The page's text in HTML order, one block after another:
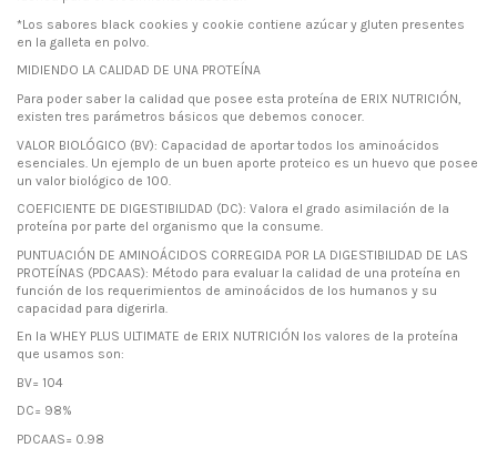
*Los sabores black cookies y cookie contiene azúcar y gluten presentes
en la galleta en polvo.
MIDIENDO LA CALIDAD DE UNA PROTEÍNA
Para poder saber la calidad que posee esta proteína de ERIX NUTRICIÓN,
existen tres parámetros básicos que debemos conocer.
VALOR BIOLÓGICO (BV): Capacidad de aportar todos los aminoácidos
esenciales. Un ejemplo de un buen aporte proteico es un huevo que posee
un valor biológico de 100.
COEFICIENTE DE DIGESTIBILIDAD (DC): Valora el grado asimilación de la
proteína por parte del organismo que la consume.
PUNTUACIÓN DE AMINOÁCIDOS CORREGIDA POR LA DIGESTIBILIDAD DE LAS
PROTEÍNAS (PDCAAS): Método para evaluar la calidad de una proteína en
función de los requerimientos de aminoácidos de los humanos y su
capacidad para digerirla.
En la WHEY PLUS ULTIMATE de ERIX NUTRICIÓN los valores de la proteína
que usamos son:
BV= 104
DC= 98%
PDCAAS= 0.98